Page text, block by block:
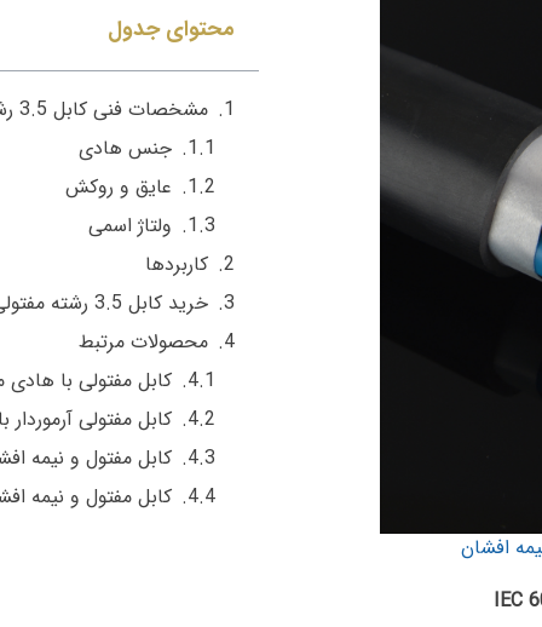
افشان
محتوای جدول
مشخصات فنی کابل 3.5 رشته مفتولی
جنس هادی
عایق و روکش
ولتاژ اسمی
کاربردها
خرید کابل 3.5 رشته مفتولی مسی
محصولات مرتبط
کابل مفتولی با
کابل مفتولی
کابل مفتول و نیمه افشان 300/500 ولت | سیم و
کابل مفتول و نیمه